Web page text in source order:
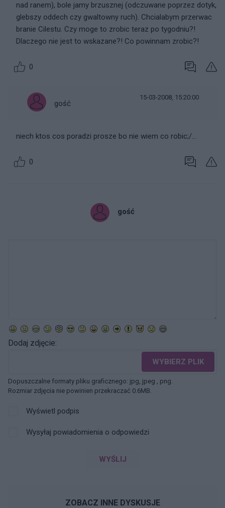
nad ranem), bole jamy brzusznej (odczuwane poprzez dotyk,
glebszy oddech czy gwaltowny ruch). Chcialabym przerwac
branie Cilestu. Czy moge to zrobic teraz po tygodniu?!
Dlaczego nie jest to wskazane?! Co powinnam zrobic?!
0
gość
15-03-2008, 15:20:00
niech ktos cos poradzi prosze bo nie wiem co robic;/...
0
gość
Dodaj zdjęcie:
WYBIERZ PLIK
Dopuszczalne formaty pliku graficznego: jpg, jpeg , png.
Rozmiar zdjęcia nie powinien przekraczać 0.6MB.
Wyświetl podpis
Wysyłaj powiadomienia o odpowiedzi
WYŚLIJ
ZOBACZ INNE DYSKUSJE